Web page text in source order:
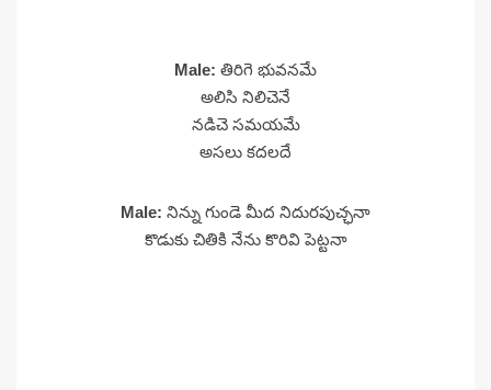
Male: తిరిగె భువనమే
అలిసి నిలిచెనే
నడిచె సమయమే
అసలు కదలదే
Male: నిన్ను గుండె మీద నిదురపుచ్ఛనా
కొడుకు చితికి నేను కొరివి పెట్టనా